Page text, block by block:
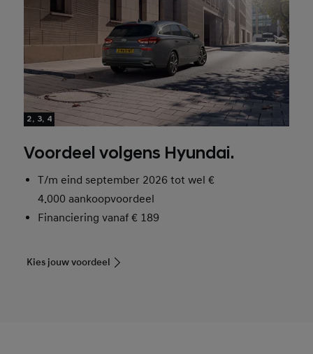
2, 3, 4
Voordeel volgens Hyundai.
T/m eind september 2026 tot wel€
4.000 aankoopvoordeel
Financiering vanaf € 189
Kies jouw voordeel